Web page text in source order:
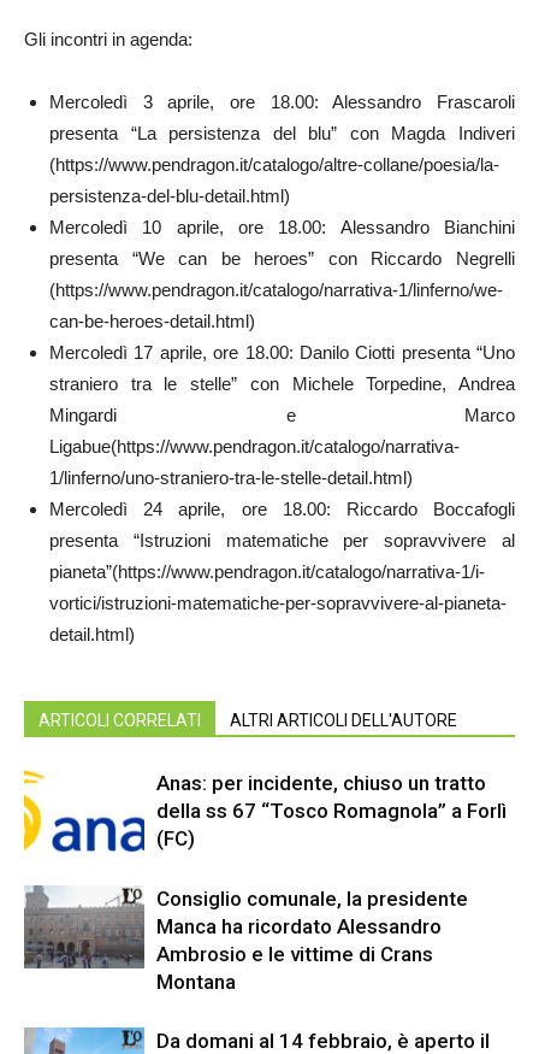
Gli incontri in agenda:
Mercoledì 3 aprile, ore 18.00: Alessandro Frascaroli
presenta “La persistenza del blu” con Magda Indiveri
(https://www.pendragon.it/catalogo/altre-collane/poesia/la-
persistenza-del-blu-detail.html)
Mercoledì 10 aprile, ore 18.00: Alessandro Bianchini
presenta “We can be heroes” con Riccardo Negrelli
(https://www.pendragon.it/catalogo/narrativa-1/linferno/we-
can-be-heroes-detail.html)
Mercoledì 17 aprile, ore 18.00: Danilo Ciotti presenta “Uno
straniero tra le stelle” con Michele Torpedine, Andrea
Mingardi e Marco
Ligabue(https://www.pendragon.it/catalogo/narrativa-
1/linferno/uno-straniero-tra-le-stelle-detail.html)
Mercoledì 24 aprile, ore 18.00: Riccardo Boccafogli
presenta “Istruzioni matematiche per sopravvivere al
pianeta”(https://www.pendragon.it/catalogo/narrativa-1/i-
vortici/istruzioni-matematiche-per-sopravvivere-al-pianeta-
detail.html)
ARTICOLI CORRELATI ALTRI ARTICOLI DELL'AUTORE
Anas: per incidente, chiuso un tratto
della ss 67 “Tosco Romagnola” a Forlì
(FC)
Consiglio comunale, la presidente
Manca ha ricordato Alessandro
Ambrosio e le vittime di Crans
Montana
Da domani al 14 febbraio, è aperto il